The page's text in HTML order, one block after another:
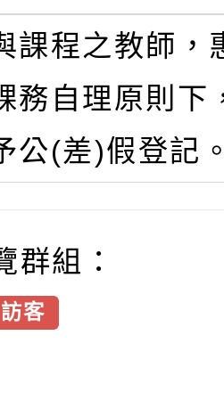
課程之教師，
務自理原則下
公(差)假登記
群組：
訪客